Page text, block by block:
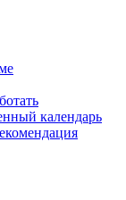
календарь